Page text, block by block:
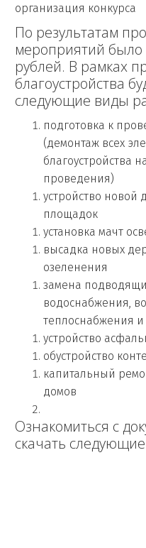
организация конкурса
По результатам
мероприятий
рублей. В рамках
благоустройства
следующие виды
подготовка к
(демонтаж всех
благоустройства
проведения)
устройство новой
площадок
установка мачт
высадка новых
озеленения
замена
водоснабжения,
теплоснабжения
устройство
обустройство
капитальный
домов
Ознакомиться с
скачать